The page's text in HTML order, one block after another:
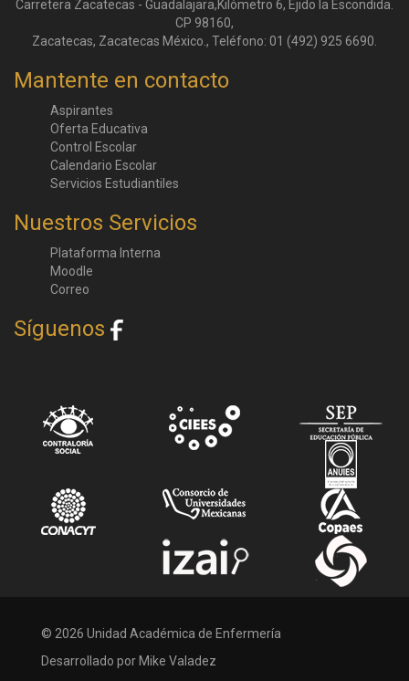
Carretera Zacatecas - Guadalajara,Kilómetro 6, Ejido la Escondida.
CP 98160,
Zacatecas, Zacatecas México., Teléfono: 01 (492) 925 6690.
Mantente en contacto
Aspirantes
Oferta Educativa
Control Escolar
Calendario Escolar
Servicios Estudiantiles
Nuestros Servicios
Plataforma Interna
Moodle
Correo
Síguenos
© 2026 Unidad Académica de Enfermería
Desarrollado por Mike Valadez